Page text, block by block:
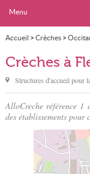
Menu
Accueil > Crèches>
Crèches à
Structures d'accueil pour
AlloCreche référence 1
des établissements pour